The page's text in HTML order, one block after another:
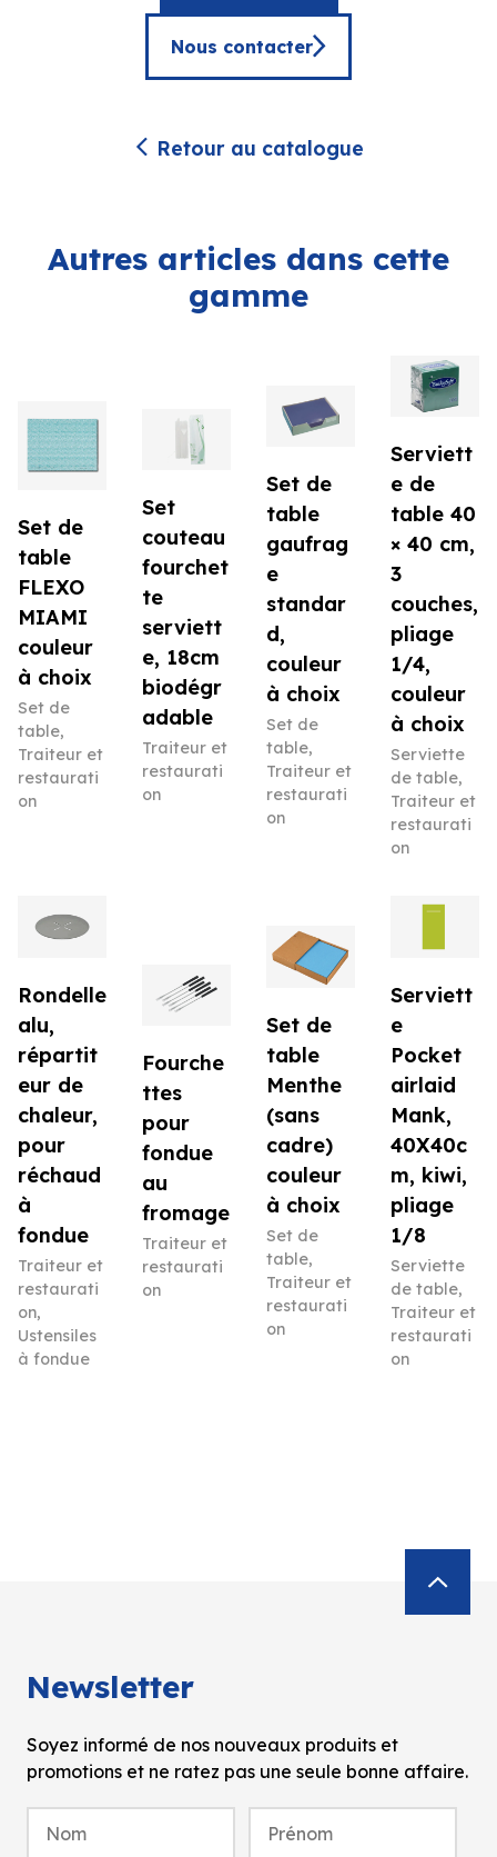
Nous contacter
Retour au catalogue
Autres articles dans cette
gamme
Set de
table
FLEXO
MIAMI
couleur
à choix
Set de
table,
Traiteur et
restaurati
on
Set
couteau
fourchet
te
serviett
e, 18cm
biodégr
adable
Traiteur et
restaurati
on
Set de
table
gaufrag
e
standar
d,
couleur
à choix
Set de
table,
Traiteur et
restaurati
on
Serviett
e de
table 40
× 40 cm,
3
couches,
pliage
1/4,
couleur
à choix
Serviette
de table,
Traiteur et
restaurati
on
Rondelle
alu,
répartit
eur de
chaleur,
pour
réchaud
à
fondue
Traiteur et
restaurati
on,
Ustensiles
à fondue
Fourche
ttes
pour
fondue
au
fromage
Traiteur et
restaurati
on
Set de
table
Menthe
(sans
cadre)
couleur
à choix
Set de
table,
Traiteur et
restaurati
on
Serviett
e
Pocket
airlaid
Mank,
40X40c
m, kiwi,
pliage
1/8
Serviette
de table,
Traiteur et
restaurati
on
Newsletter
Soyez informé de nos nouveaux produits et
promotions et ne ratez pas une seule bonne affaire.